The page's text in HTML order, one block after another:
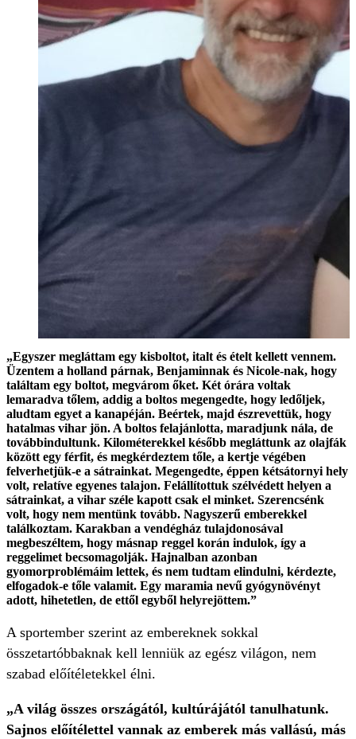
„Egyszer megláttam egy kisboltot, italt és ételt kellett vennem.
Üzentem a holland párnak, Benjaminnak és Nicole-nak, hogy
találtam egy boltot, megvárom őket. Két órára voltak
lemaradva tőlem, addig a boltos megengedte, hogy ledőljek,
aludtam egyet a kanapéján. Beértek, majd észrevettük, hogy
hatalmas vihar jön. A boltos felajánlotta, maradjunk nála, de
továbbindultunk. Kilométerekkel később megláttunk az olajfák
között egy férfit, és megkérdeztem tőle, a kertje végében
felverhetjük-e a sátrainkat. Megengedte, éppen kétsátornyi hely
volt, relatíve egyenes talajon. Felállítottuk szélvédett helyen a
sátrainkat, a vihar széle kapott csak el minket. Szerencsénk
volt, hogy nem mentünk tovább. Nagyszerű emberekkel
találkoztam. Karakban a vendégház tulajdonosával
megbeszéltem, hogy másnap reggel korán indulok, így a
reggelimet becsomagolják. Hajnalban azonban
gyomorproblémáim lettek, és nem tudtam elindulni, kérdezte,
elfogadok-e tőle valamit. Egy maramia nevű gyógynövényt
adott, hihetetlen, de ettől egyből helyrejöttem.”
A sportember szerint az embereknek sokkal
összetartóbbaknak kell lenniük az egész világon, nem
szabad előítéletekkel élni.
„A világ összes országától, kultúrájától tanulhatunk.
Sajnos előítélettel vannak az emberek más vallású, más